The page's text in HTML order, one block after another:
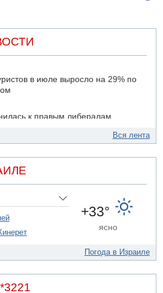
в июле выросло на 29% по
к правым либералам
колесами автомобиля мужчина
насмерть при падении
Кешет
упал со скалы в районе пещеры
Вся лента
+33°
ясно
Погода в Израиле